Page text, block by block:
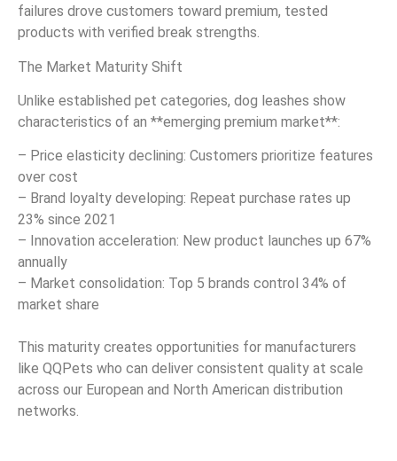
failures drove customers toward premium, tested
products with verified break strengths.
The Market Maturity Shift
Unlike established pet categories, dog leashes show
characteristics of an **emerging premium market**:
– Price elasticity declining: Customers prioritize features
over cost
– Brand loyalty developing: Repeat purchase rates up
23% since 2021
– Innovation acceleration: New product launches up 67%
annually
– Market consolidation: Top 5 brands control 34% of
market share
This maturity creates opportunities for manufacturers
like QQPets who can deliver consistent quality at scale
across our European and North American distribution
networks.